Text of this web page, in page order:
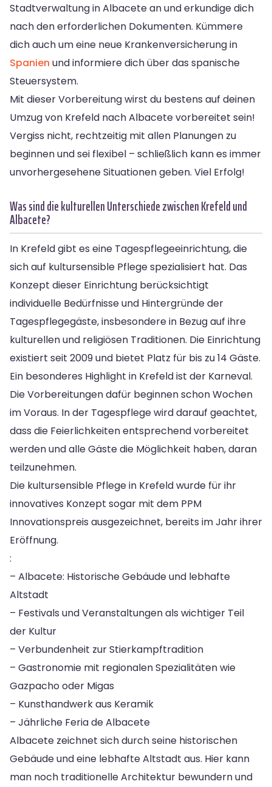
Stadtverwaltung in Albacete an und erkundige dich
nach den erforderlichen Dokumenten. Kümmere
dich auch um eine neue Krankenversicherung in
Spanien und informiere dich über das spanische
Steuersystem.
Mit dieser Vorbereitung wirst du bestens auf deinen
Umzug von Krefeld nach Albacete vorbereitet sein!
Vergiss nicht, rechtzeitig mit allen Planungen zu
beginnen und sei flexibel – schließlich kann es immer
unvorhergesehene Situationen geben. Viel Erfolg!
Was sind die kulturellen Unterschiede zwischen Krefeld und
Albacete?
In Krefeld gibt es eine Tagespflegeeinrichtung, die
sich auf kultursensible Pflege spezialisiert hat. Das
Konzept dieser Einrichtung berücksichtigt
individuelle Bedürfnisse und Hintergründe der
Tagespflegegäste, insbesondere in Bezug auf ihre
kulturellen und religiösen Traditionen. Die Einrichtung
existiert seit 2009 und bietet Platz für bis zu 14 Gäste.
Ein besonderes Highlight in Krefeld ist der Karneval.
Die Vorbereitungen dafür beginnen schon Wochen
im Voraus. In der Tagespflege wird darauf geachtet,
dass die Feierlichkeiten entsprechend vorbereitet
werden und alle Gäste die Möglichkeit haben, daran
teilzunehmen.
Die kultursensible Pflege in Krefeld wurde für ihr
innovatives Konzept sogar mit dem PPM
Innovationspreis ausgezeichnet, bereits im Jahr ihrer
Eröffnung.
:
– Albacete: Historische Gebäude und lebhafte
Altstadt
– Festivals und Veranstaltungen als wichtiger Teil
der Kultur
– Verbundenheit zur Stierkampftradition
– Gastronomie mit regionalen Spezialitäten wie
Gazpacho oder Migas
– Kunsthandwerk aus Keramik
– Jährliche Feria de Albacete
Albacete zeichnet sich durch seine historischen
Gebäude und eine lebhafte Altstadt aus. Hier kann
man noch traditionelle Architektur bewundern und